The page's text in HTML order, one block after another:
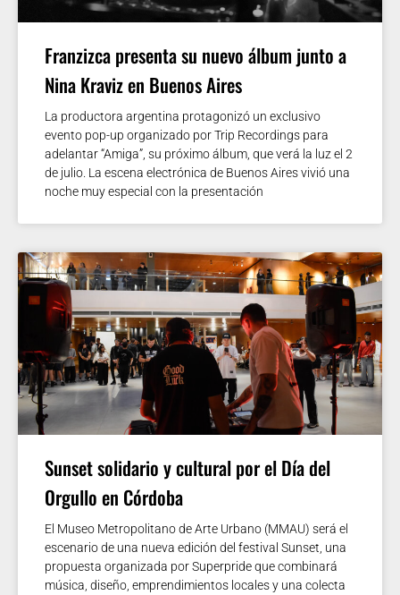
Franzizca presenta su nuevo álbum junto a
Nina Kraviz en Buenos Aires
La productora argentina protagonizó un exclusivo
evento pop-up organizado por Trip Recordings para
adelantar “Amiga”, su próximo álbum, que verá la luz el 2
de julio. La escena electrónica de Buenos Aires vivió una
noche muy especial con la presentación
Sunset solidario y cultural por el Día del
Orgullo en Córdoba
El Museo Metropolitano de Arte Urbano (MMAU) será el
escenario de una nueva edición del festival Sunset, una
propuesta organizada por Superpride que combinará
música, diseño, emprendimientos locales y una colecta